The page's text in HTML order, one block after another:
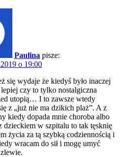
Paulina pisze:
o 19:00
się wydaje że kiedyś było inaczej
czy to tylko nostalgiczna
utopią… I to zawsze wtedy
z „już nie ma dzikich plaż”. A z
kiedy dopada mnie choroba albo
dzieckiem w szpitalu to tak tęsknię
życia za tą szybką codziennością i
wracam do sił i mogę umyć